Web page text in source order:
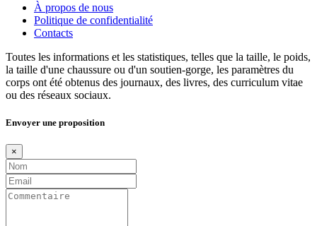
À propos de nous
Politique de confidentialité
Contacts
Toutes les informations et les statistiques, telles que la taille, le poids,
la taille d'une chaussure ou d'un soutien-gorge, les paramètres du
corps ont été obtenus des journaux, des livres, des curriculum vitae
ou des réseaux sociaux.
Envoyer une proposition
×